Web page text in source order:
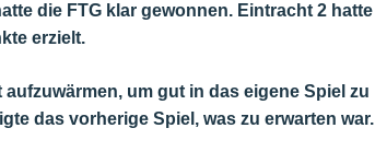
die FTG klar gewonnen. Eintracht 2 hatte
erzielt.
aufzuwärmen, um gut in das eigene Spiel zu
das vorherige Spiel, was zu erwarten war.